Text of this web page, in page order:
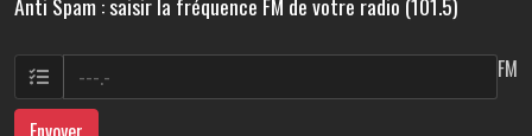
Anti Spam : saisir la fréquence FM de votre radio (101.5)
FM